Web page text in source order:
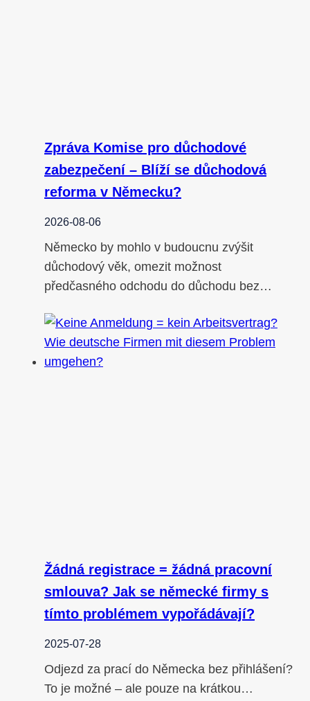
Zpráva Komise pro důchodové
zabezpečení – Blíží se důchodová
reforma v Německu?
2026-08-06
Německo by mohlo v budoucnu zvýšit
důchodový věk, omezit možnost
předčasného odchodu do důchodu bez…
Žádná registrace = žádná pracovní
smlouva? Jak se německé firmy s
tímto problémem vypořádávají?
2025-07-28
Odjezd za prací do Německa bez přihlášení?
To je možné – ale pouze na krátkou…